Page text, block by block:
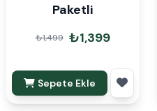
Paketli
₺1,499 ₺1,399
Sepete Ekle